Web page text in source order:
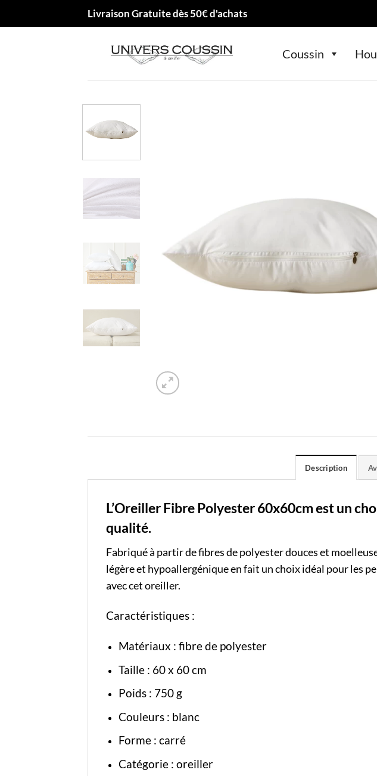
Livraison Gratuite dès 50€ d'achats
Coussin
Description
L’Oreiller Fibre Polyester 60x60cm est un
qualité.
Fabriqué à partir de fibres de polyester douces et
légère et hypoallergénique en fait un choix idéal pour les
avec cet oreiller.
Caractéristiques :
Matériaux : fibre de polyester
Taille : 60 x 60 cm
Poids : 750 g
Couleurs : blanc
Forme : carré
Catégorie : oreiller